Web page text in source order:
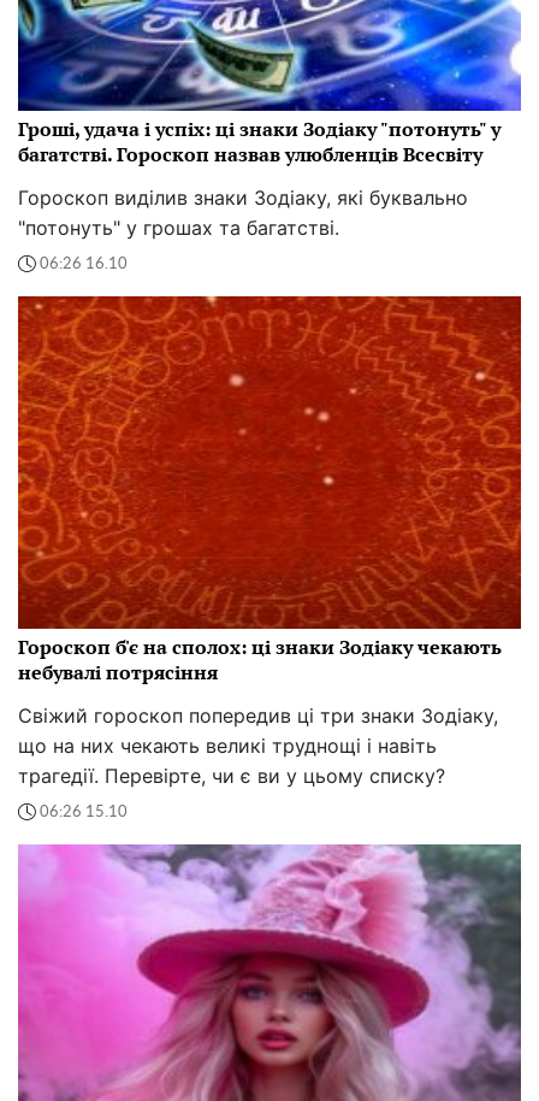
Гроші, удача і успіх: ці знаки Зодіаку "потонуть" у
багатстві. Гороскоп назвав улюбленців Всесвіту
Гороскоп виділив знаки Зодіаку, які буквально
"потонуть" у грошах та багатстві.
06:26 16.10
Гороскоп б'є на сполох: ці знаки Зодіаку чекають
небувалі потрясіння
Свіжий гороскоп попередив ці три знаки Зодіаку,
що на них чекають великі труднощі і навіть
трагедії. Перевірте, чи є ви у цьому списку?
06:26 15.10